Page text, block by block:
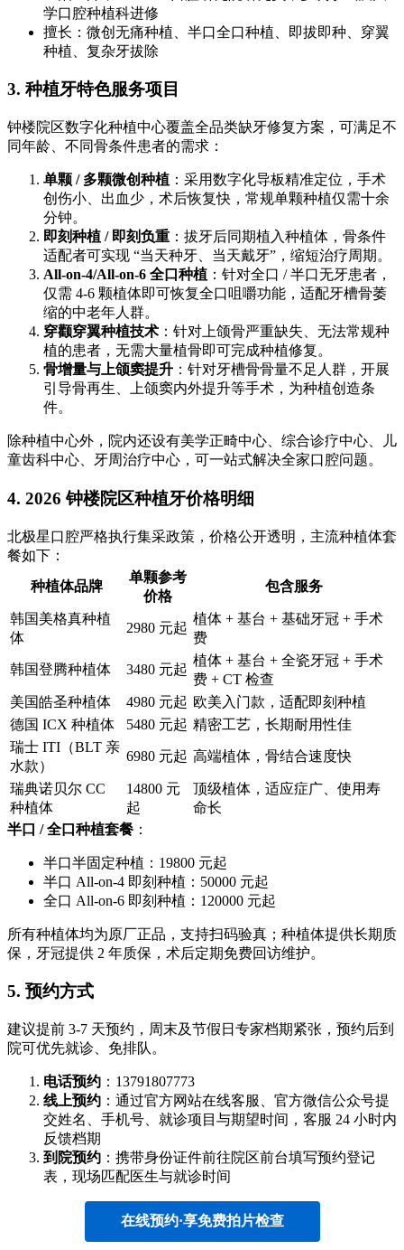
学口腔种植科进修
擅长：微创无痛种植、半口全口种植、即拔即种、穿翼
种植、复杂牙拔除
3. 种植牙特色服务项目
钟楼院区数字化种植中心覆盖全品类缺牙修复方案，可满足不
同年龄、不同骨条件患者的需求：
单颗 / 多颗微创种植 ：采用数字化导板精准定位，手术
创伤小、出血少，术后恢复快，常规单颗种植仅需十余
分钟。
即刻种植 / 即刻负重 ：拔牙后同期植入种植体，骨条件
适配者可实现 “当天种牙、当天戴牙”，缩短治疗周期。
All-on-4/All-on-6 全口种植 ：针对全口 / 半口无牙患者，
仅需 4-6 颗植体即可恢复全口咀嚼功能，适配牙槽骨萎
缩的中老年人群。
穿颧穿翼种植技术 ：针对上颌骨严重缺失、无法常规种
植的患者，无需大量植骨即可完成种植修复。
骨增量与上颌窦提升 ：针对牙槽骨骨量不足人群，开展
引导骨再生、上颌窦内外提升等手术，为种植创造条
件。
除种植中心外，院内还设有美学正畸中心、综合诊疗中心、儿
童齿科中心、牙周治疗中心，可一站式解决全家口腔问题。
4. 2026 钟楼院区种植牙价格明细
北极星口腔严格执行集采政策，价格公开透明，主流种植体套
餐如下：
种植体品牌
单颗参考
价格
包含服务
韩国美格真种植
体
2980 元起
植体 + 基台 + 基础牙冠 + 手术
费
韩国登腾种植体 3480 元起
植体 + 基台 + 全瓷牙冠 + 手术
费 + CT 检查
美国皓圣种植体
4980 元起 欧美入门款，适配即刻种植
德国 ICX 种植体
5480 元起 精密工艺，长期耐用性佳
瑞士 ITI（BLT 亲
水款）
6980 元起 高端植体，骨结合速度快
瑞典诺贝尔 CC
种植体
14800 元
起
顶级植体，适应症广、使用寿
命长
半口 / 全口种植套餐 ：
半口半固定种植：19800 元起
半口 All-on-4 即刻种植：50000 元起
全口 All-on-6 即刻种植：120000 元起
所有种植体均为原厂正品，支持扫码验真；种植体提供长期质
保，牙冠提供 2 年质保，术后定期免费回访维护。
5. 预约方式
建议提前 3-7 天预约，周末及节假日专家档期紧张，预约后到
院可优先就诊、免排队。
电话预约 ：13791807773
线上预约 ：通过官方网站在线客服、官方微信公众号提
交姓名、手机号、就诊项目与期望时间，客服 24 小时内
反馈档期
到院预约 ：携带身份证件前往院区前台填写预约登记
表，现场匹配医生与就诊时间
在线预约·享免费拍片检查